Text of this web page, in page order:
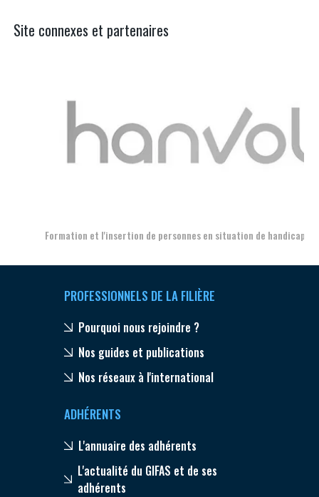
Site connexes et partenaires
Formation et l'insertion de personnes en situation de handicap
PROFESSIONNELS DE LA FILIÈRE
Pourquoi nous rejoindre ?
Nos guides et publications
Nos réseaux à l'international
ADHÉRENTS
L'annuaire des adhérents
L'actualité du GIFAS et de ses
adhérents